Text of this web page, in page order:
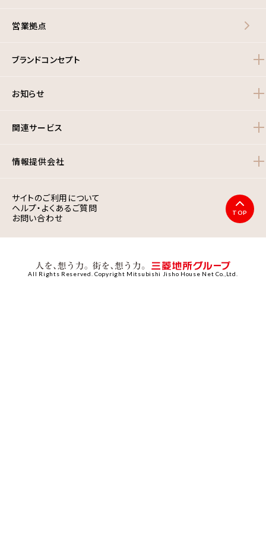
営業拠点
ブランドコンセプト
お知らせ
関連サービス
情報提供会社
サイトのご利用について
ヘルプ・よくあるご質問
お問い合わせ
TOP
All Rights Reserved. Copyright Mitsubishi Jisho House Net Co.,Ltd.